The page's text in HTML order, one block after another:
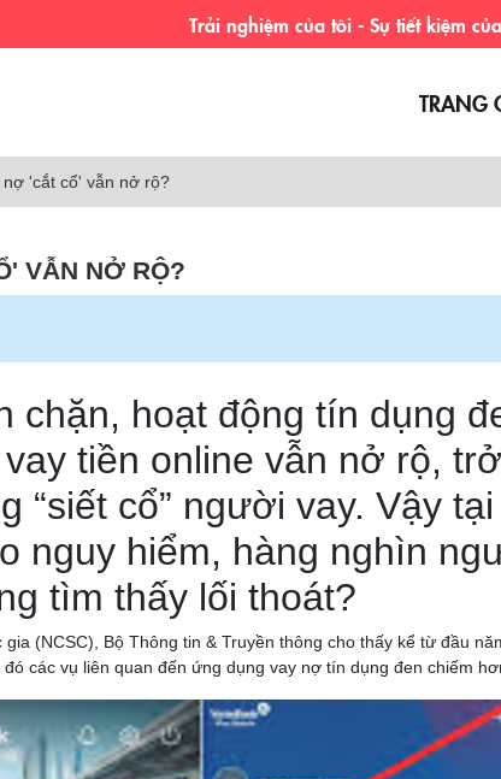
Trải nghiệm của tôi - Sự tiết kiệm của bạn.
TRANG
'cắt cổ' vẫn nở rộ?
VẪN NỞ RỘ?
chặn, hoạt động tín dụng
tiền online vẫn nở rộ, trở
“siết cổ” người vay. Vậy tại
nguy hiểm, hàng nghìn
tìm thấy lối thoát?
(NCSC), Bộ Thông tin & Truyền thông cho thấy kể từ đầu
các vụ liên quan đến ứng dụng vay nợ tín dụng đen chiếm